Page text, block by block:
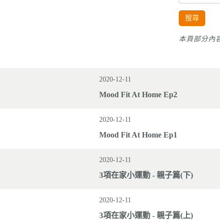
搜尋
本頁部分內
2020-12-11
Mood Fit At Home Ep2
2020-12-11
Mood Fit At Home Ep1
2020-12-11
3項在家小運動 - 親子篇(下)
2020-12-11
3項在家小運動 - 親子篇(上)